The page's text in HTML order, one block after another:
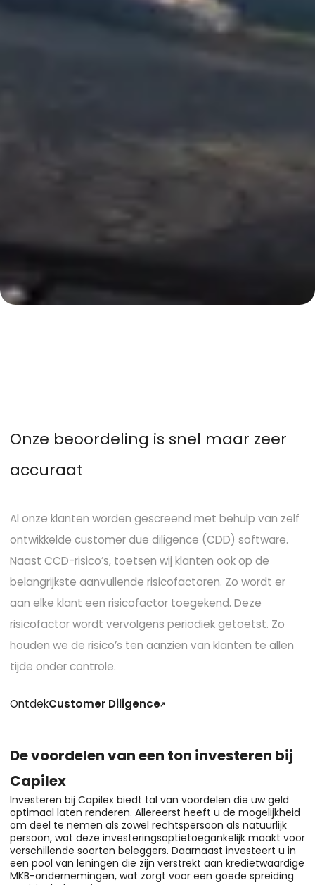
Een (actieve) onderneming
Onze beoordeling is snel maar zeer
accuraat
Al onze klanten worden gescreend met behulp van zelf
ontwikkelde customer due diligence (CDD) software.
Naast CCD-risico’s, toetsen wij klanten ook op de
belangrijkste aanvullende risicofactoren. Zo wordt er
aan elke klant een risicofactor toegekend. Deze
risicofactor wordt vervolgens periodiek getoetst. Zo
houden we de risico’s ten aanzien van klanten te allen
tijde onder controle.
OntdekCustomer Diligence
De voordelen van een ton investeren bij
Capilex
Investeren bij Capilex biedt tal van voordelen die uw geld
optimaal laten renderen. Allereerst heeft u de mogelijkheid
om deel te nemen als zowel rechtspersoon als natuurlijk
persoon, wat deze investeringsoptietoegankelijk maakt voor
verschillende soorten beleggers. Daarnaast investeert u in
een pool van leningen die zijn verstrekt aan kredietwaardige
MKB-ondernemingen, wat zorgt voor een goede spreiding